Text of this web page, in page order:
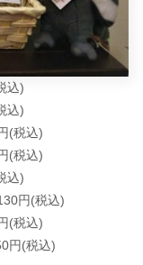
込)
込)
(税込)
(税込)
込)
円(税込)
(税込)
円(税込)